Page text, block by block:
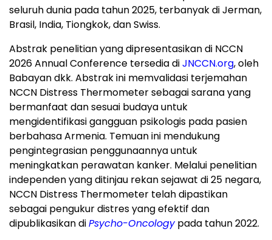
seluruh dunia pada tahun 2025, terbanyak di Jerman,
Brasil, India, Tiongkok, dan Swiss.
Abstrak penelitian yang dipresentasikan di NCCN
2026 Annual Conference tersedia diJNCCN.org, oleh
Babayan dkk. Abstrak ini memvalidasi terjemahan
NCCN Distress Thermometer sebagai sarana yang
bermanfaat dan sesuai budaya untuk
mengidentifikasi gangguan psikologis pada pasien
berbahasa Armenia. Temuan ini mendukung
pengintegrasian penggunaannya untuk
meningkatkan perawatan kanker. Melalui penelitian
independen yang ditinjau rekan sejawat di 25 negara,
NCCN Distress Thermometer telah dipastikan
sebagai pengukur distres yang efektif dan
dipublikasikan diPsycho-Oncologypada tahun 2022.